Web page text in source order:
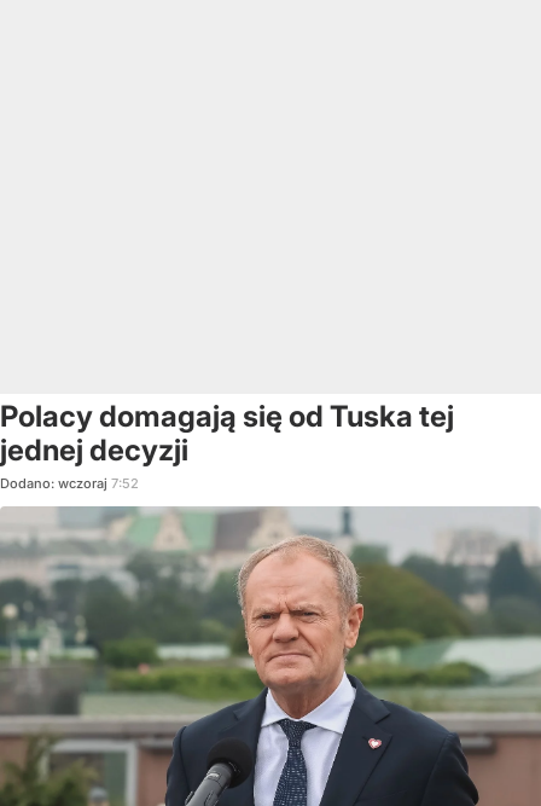
Polacy domagają się od Tuska tej
jednej decyzji
Dodano: wczoraj 7:52